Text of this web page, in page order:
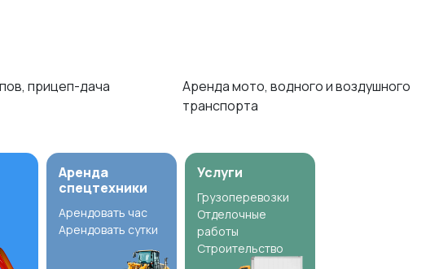
прицеп-дача
Аренда мото, водного и воздушного
транспорта
Аренда
спецтехники
Арендовать час
Арендовать сутки
Услуги
Грузоперевозки
Отделочные
работы
Строительство